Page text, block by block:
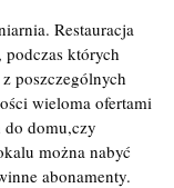
Restauracja
których
poszczególnych
wieloma ofertami
domu,czy
można nabyć
abonamenty.